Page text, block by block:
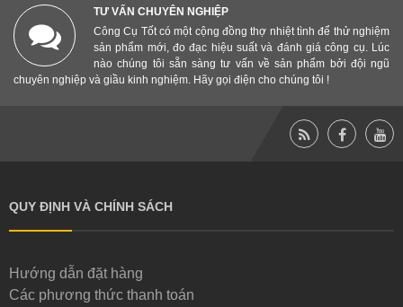
TƯ VẤN CHUYÊN NGHIỆP
Công Cụ Tốt có một cộng đồng thợ nhiệt tình để thử nghiệm
sản phẩm mới, đo đạc hiệu suất và đánh giá công cụ. Lúc
nào chúng tôi sẵn sàng tư vấn về sản phẩm bởi đội ngũ
chuyên nghiệp và giầu kinh nghiệm. Hãy gọi điện cho chúng tôi !
QUY ĐỊNH VÀ CHÍNH SÁCH
Hướng dẫn đặt hàng
Các phương thức thanh toán